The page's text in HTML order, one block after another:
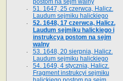
postom na sejm walny
51. 1647, 25 czerwca, Halicz.
Laudum sejmiku halickiego
52. 1648, 17 czerwca, Halicz.
Laudum sejmiku halickiego i
instrukcya postom na sejm
walny
53. 1648, 20 sierpnia, Halicz.
Laudum sejmiku halickiego
54. 1649, 4 stycznia, Halicz.
Fragment instrukcyi sejmiku